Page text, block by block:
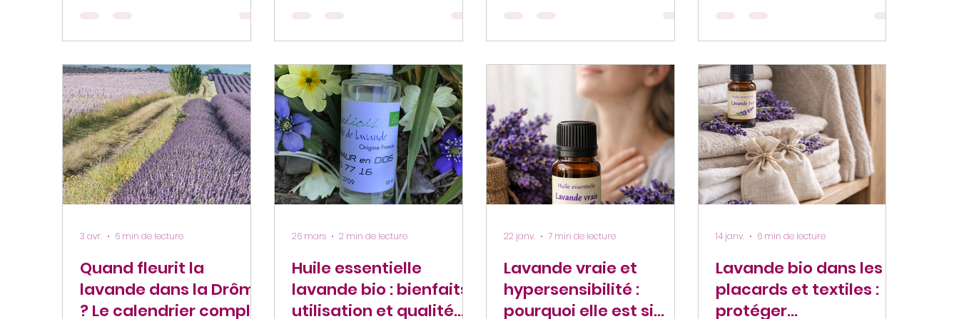
lavande en Drôme provençale.
Champs de lavande bio
Bleudiois en fleur Floraison de la
lavande : le spectacle
incontournable de l’été dans le
Diois Chaque été, les paysages
du Diois se transforment en une
véritable mer violette. La
floraison de la lavande attire
des visiteurs ven
lavande bio bleudiois Cendre de
lavande bio : un trésor naturel
issu de la Distillerie Bleudiois
Depuis plusieurs générations, la
Distillerie Bleudiois cultive et
transforme la lavande bio avec
le même respect de la terre, des
traditions provençales et du
savoi
L'un vous apaise dès la première
inhalation, l'autre vous laisse
indifférent. Comment expliquer
cet écart ? La réponse se trouve
presque toujours dans le
procédé de distillation — et plus
précisément dans une
distinction que l'industrie préfère
ne pas trop m
simple au triple, pourquoi l'odeur
n'était pas toujours la même, et
pourquoi certaines bouteilles
semblaient plus "vraies" que
d'autres. La réponse tient en
grande partie dans un mot : la
traçabilité. Et plus précisément,
dans la distance — ou l'absence
de distance — entre le ch
Quand fleurit la
lavande dans la Drôme
? Le calendrier complet
3 avr. 6 min de lecture
Huile essentielle
lavande bio : bienfaits,
utilisation et qualité
26 mars 2 min de lecture
Lavande vraie et
hypersensibilité :
pourquoi elle est si
22 janv. 7 min de lecture
Lavande bio dans les
placards et textiles :
protéger
14 janv. 6 min de lecture